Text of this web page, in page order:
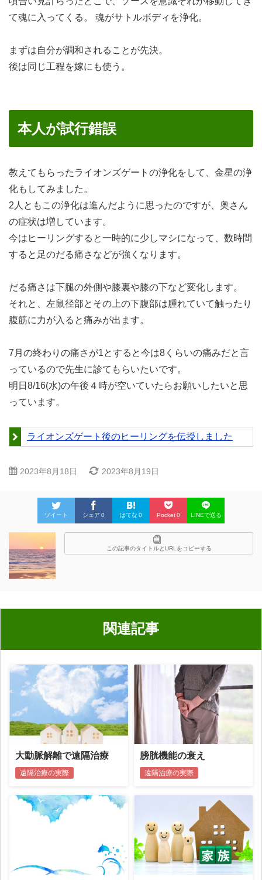
て魂に入ってくる。 魂がサトルボディを浄化。
まずは自分が調和されることが先決。
後は同じ工程を嫁にも使う。
本人が試行錯誤
教えてもらったライオンズゲートの浄化をして、金星の浄
化もしてみました。
2人ともこの浄化は進んだように思ったのですが、奥さん
の症状は増しています。
今はヒーリングすると一時的に少しマシになって、数時間
すると足のだる痛さなどが強くなります。
だる痛さは下腿の外側や膝裏や膝の下など変化します。
それと、左鼠径部とその上の下腹部は腫れていて触ったり
腹筋に力が入ると痛みが出ます。
7月の終わりの痛さが1とすると今は8くらいの痛みだと言
っているので先生に診てもらいたいです。
明日8/16(水)の午後４時が空いていたらお願いしたいと思
っています。
ライオンズゲート後のヒーリングを伝授しました
2023年8月18日 2023年8月19日
ツイート シェア 0 はてな 0 Pocket0 LINEで送る
この記事のタイトルとURLをコピーする
関連記事
大動脈解離で遠隔治療
遠隔治療の実際
膀胱機能の衰え
遠隔治療の実際